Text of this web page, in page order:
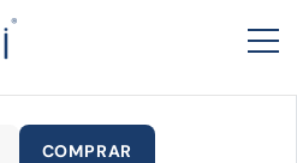
COMPRAR